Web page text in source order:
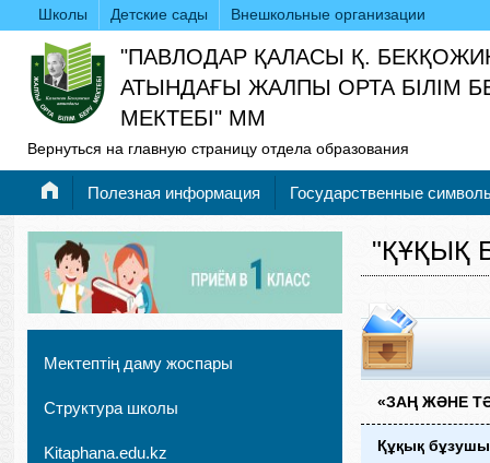
Школы Детские сады Внешкольные организации
"ПАВЛОДАР ҚАЛАСЫ Қ.
АТЫНДАҒЫ ЖАЛПЫ ОРТА БІЛІМ
МЕКТЕБІ" ММ
Вернуться на главную страницу отдела образования
Полезная информация Государственные
Мектептің даму жоспары
Структура школы
Kitaphana.edu.kz
"ҚҰҚЫҚ
«ЗАҢ ЖӘНЕ
Құқық